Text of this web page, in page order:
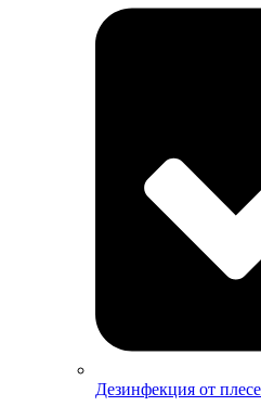
Дезинфекция от